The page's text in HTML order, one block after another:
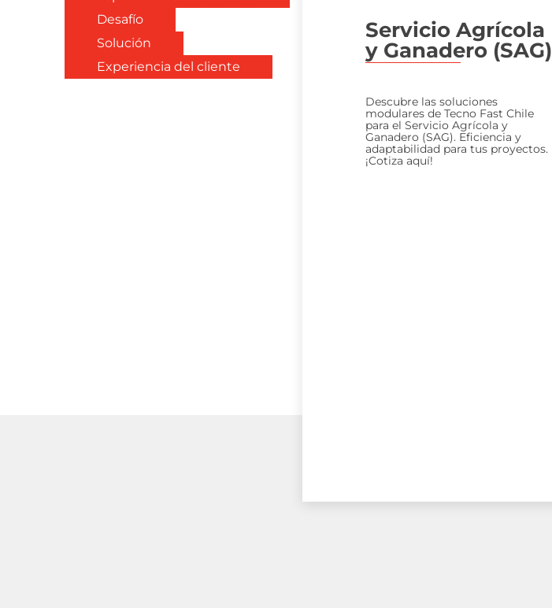
Desafío
Solución
Experiencia del cliente
Servicio Agrícola
y Ganadero (SAG)
Descubre las soluciones
modulares de Tecno Fast Chile
para el Servicio Agrícola y
Ganadero (SAG). Eficiencia y
adaptabilidad para tus proyectos.
¡Cotiza aquí!